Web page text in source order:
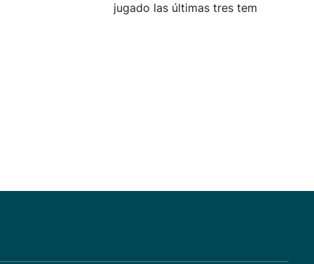
jugado las últimas tres temporadas.